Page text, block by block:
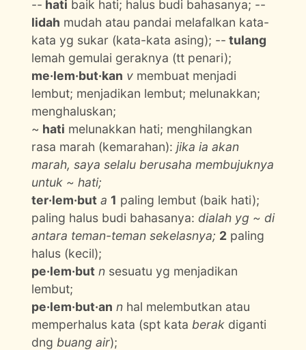
-- hati baik hati; halus budi bahasanya; --
lidah mudah atau pandai melafalkan kata-
kata yg sukar (kata-kata asing); -- tulang
lemah gemulai geraknya (tt penari);
me·lem·but·kan v membuat menjadi
lembut; menjadikan lembut; melunakkan;
menghaluskan;
~ hati melunakkan hati; menghilangkan
rasa marah (kemarahan):jika ia akan
marah, saya selalu berusaha membujuknya
untuk ~ hati;
ter·lem·but a 1 paling lembut (baik hati);
paling halus budi bahasanya:dialah yg ~ di
antara teman-teman sekelasnya; 2 paling
halus (kecil);
pe·lem·but n sesuatu yg menjadikan
lembut;
pe·lem·but·an n hal melembutkan atau
memperhalus kata (spt kata berak diganti
dng buang air);